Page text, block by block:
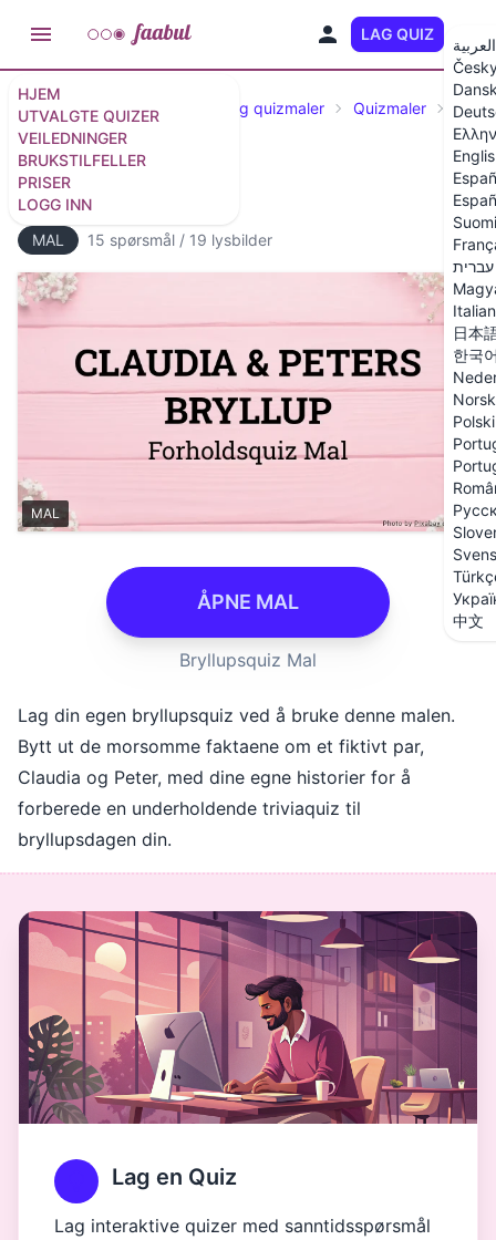
HJEM
UTVALGTE QUIZER
VEILEDNINGER
BRUKSTILFELLER
PRISER
LOGG INN
LAG QUIZ
العربية
Suomi
עברית
日本
한국
Norsk
Polski
中文
Utvalgte spørrekonkurranser og quizmaler Quizmaler
Bryllupsquiz Mal
MAL 15 spørsmål / 19 lysbilder
MAL
ÅPNE MAL
Bryllupsquiz Mal
Lag din egen bryllupsquiz ved å bruke denne malen.
Bytt ut de morsomme faktaene om et fiktivt par,
Claudia og Peter, med dine egne historier for å
forberede en underholdende triviaquiz til
bryllupsdagen din.
Lag en Quiz
Lag interaktive quizer med sanntidsspørsmål